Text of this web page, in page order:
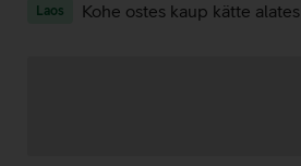
Laos Kohe ostes kaup kätte alates